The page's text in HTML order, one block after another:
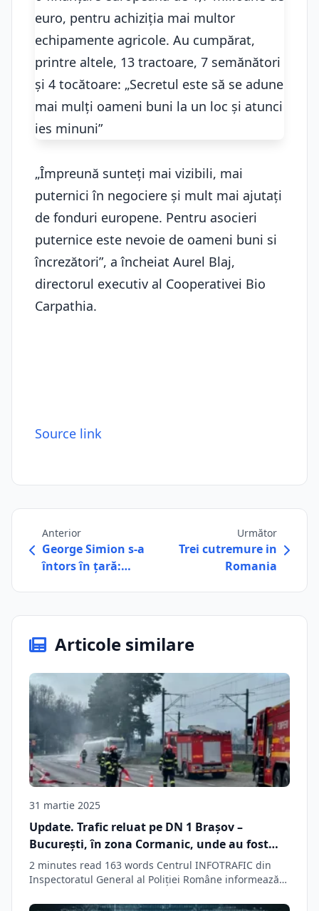
„Împreună sunteți mai vizibili, mai
puternici în negociere și mult mai ajutați
de fonduri europene. Pentru asocieri
puternice este nevoie de oameni buni si
încrezători”, a încheiat Aurel Blaj,
directorul executiv al Cooperativei Bio
Carpathia.
Source link
Anterior
George Simion s-a
întors în țară:…
Următor
Trei cutremure in
Romania
Articole similare
31 martie 2025
Update. Trafic reluat pe DN 1 Brașov –
București, în zona Cormanic, unde au fost
scurgeri de acid sulfuric. Aglomerație pe
ambele sensuri!
2 minutes read 163 words Centrul INFOTRAFIC din
Inspectoratul General al Poliţiei Române informează